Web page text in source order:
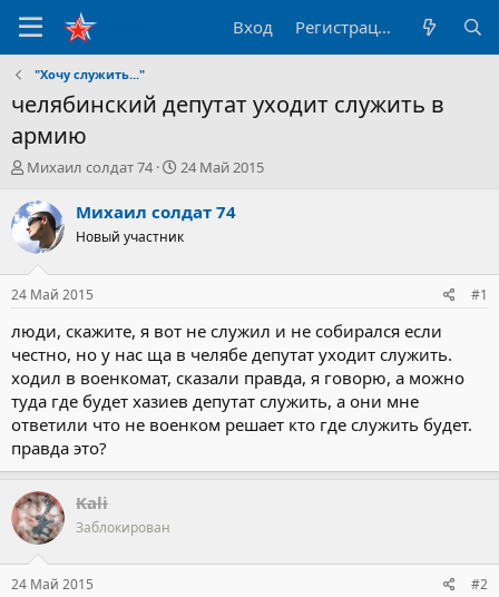
Вход Регистрация
"Хочу служить..."
челябинский депутат уходит служить в
армию
А
т
о
р
е
м
ы
Михаил солдат 74
Д
т
а
н
л
24 Май 2015
Михаил солдат 74
Новый участник
24 Май 2015 #1
люди, скажите, я вот не служил и не собирался если
честно, но у нас ща в челябе депутат уходит служить.
ходил в военкомат, сказали правда, я говорю, а можно
туда где будет хазиев депутат служить, а они мне
ответили что не военком решает кто где служить будет.
правда это?
Kali
Заблокирован
24 Май 2015 #2